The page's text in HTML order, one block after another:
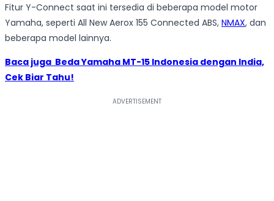
Fitur Y-Connect saat ini tersedia di beberapa model motor
Yamaha, seperti All New Aerox 155 Connected ABS, NMAX, dan
beberapa model lainnya.
Baca juga Beda Yamaha MT-15 Indonesia dengan India,
Cek Biar Tahu!